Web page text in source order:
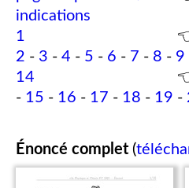
indications
1
2 - 3 - 4 - 5 - 6 - 7 - 8 - 9
14
- 15 - 16 - 17 - 18 - 19 -
Énoncé complet (